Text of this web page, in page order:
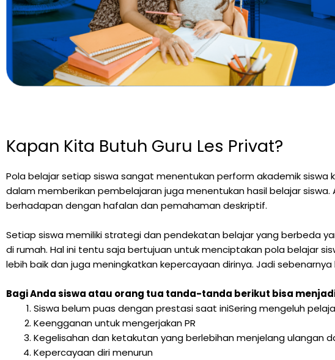
Kapan Kita Butuh Guru Les Privat?
Pola belajar setiap siswa sangat menentukan perform akademik
dalam memberikan pembelajaran juga menentukan hasil belajar
berhadapan dengan hafalan dan pemahaman deskriptif.
Setiap siswa memiliki strategi dan pendekatan belajar yang berbeda
di rumah. Hal ini tentu saja bertujuan untuk menciptakan pola belajar
lebih baik dan juga meningkatkan kepercayaan dirinya. Jadi
Bagi Anda siswa atau orang tua tanda-tanda berikut bisa
Siswa belum puas dengan prestasi saat iniSering mengeluh
Keengganan untuk mengerjakan PR
Kegelisahan dan ketakutan yang berlebihan menjelang ulangan
Kepercayaan diri menurun